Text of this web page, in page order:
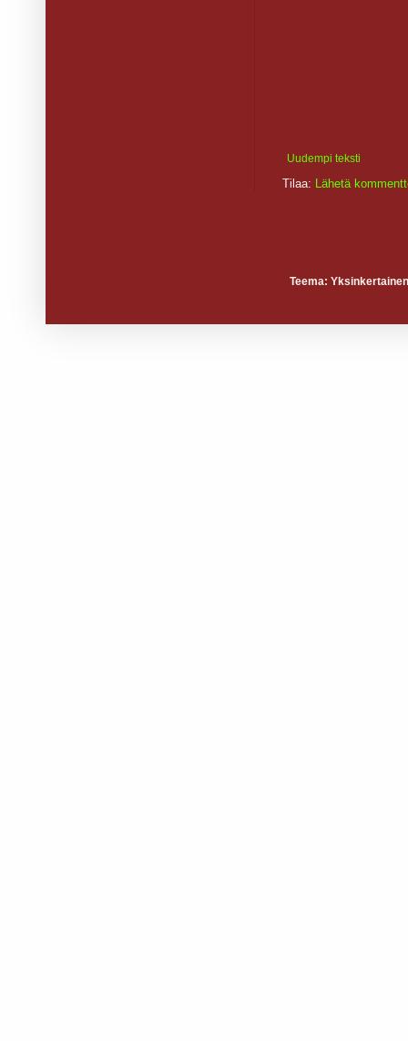
Uudempi teksti
Tilaa: Lähetä
Teema: